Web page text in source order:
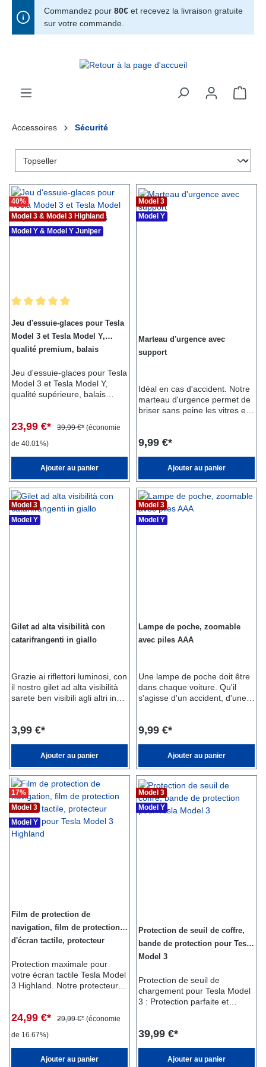
principalCommandez pour 80€ et recevez la livraison gratuite
sur votre commande.
Accessoires Sécurité
40%
Model 3 & Model 3 Highland
Model Y & Model Y Juniper
Jeu d'essuie-glaces pour Tesla
Model 3 et Tesla Model Y,
qualité premium, balais
Jeu d'essuie-glaces pour Tesla
Model 3 et Tesla Model Y,
qualité supérieure, balais
manière approfondie, nous
mêmes. Nous assurons un
ajustement parfait et une
bonne qualité.Convient pour
Tesla Model 3 et Tesla Model
Yperformances d'essuyage
parfaiteslongue durée de
vieinstallation facilelingette
douce La livraison comprend
23,99 €* 39,99 €* (économie
de 40.01%)
Ajouter au panier
Model 3
Model Y
Marteau d'urgence avec
support
Idéal en cas d'accident. Notre
marteau d'urgence permet de
briser sans peine les vitres et
voiture.
9,99 €*
Ajouter au panier
Model 3
Model Y
Gilet ad alta visibilità con
catarifrangenti in giallo
Grazie ai riflettori luminosi, con
il nostro gilet ad alta visibilità
sarete ben visibili agli altri in
3,99 €*
Ajouter au panier
Model 3
Model Y
Lampe de poche, zoomable
avec piles AAA
Une lampe de poche doit être
dans chaque voiture. Qu'il
s'agisse d'un accident, d'une
super claire est la meilleure
claire, elle éclaire les endroits
avec une grande luminosité et
d'énergie.
9,99 €*
Ajouter au panier
17%
Model 3
Model Y
Film de protection de
navigation, film de protection
d'écran tactile, protecteur
Highland
Protection maximale pour
votre écran tactile Tesla Model
3 Highland. Notre protecteur
écrans tactiles Tesla Model 3
protection maximale. Avec une
dureté optimale et un design
ultra fin, le film est
24,99 €* 29,99 €* (économie
de 16.67%)
Ajouter au panier
Model 3
Model Y
Protection de seuil de coffre,
bande de protection pour Tesla
Model 3
Protection de seuil de
chargement pour Tesla Model
3 : Protection parfaite et
chargement offre une
de chargement du coffre de
39,99 €*
Ajouter au panier